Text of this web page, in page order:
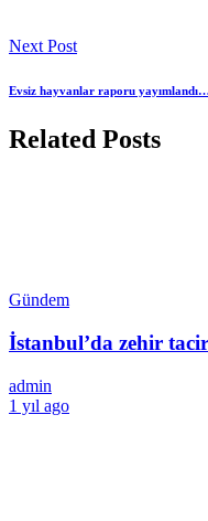
Next Post
Evsiz hayvanlar raporu
Related Posts
Gündem
İstanbul’da zehir
admin
1 yıl ago